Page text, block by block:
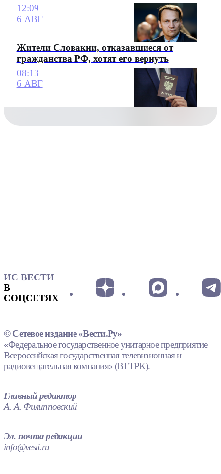
12:09
6 АВГ
Жители Словакии, отказавшиеся от
гражданства РФ, хотят его вернуть
08:13
6 АВГ
ИС ВЕСТИ
В
СОЦСЕТЯХ
© Сетевое издание «Вести.Ру»
«Федеральное государственное унитарное предприятие
Всероссийская государственная телевизионная и
радиовещательная компания» (ВГТРК).
Главный редактор
А. А. Филипповский
Эл. почта редакции
info@vesti.ru